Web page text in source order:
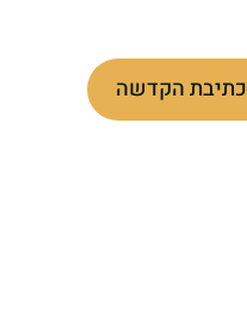
כתיבת הקדשה